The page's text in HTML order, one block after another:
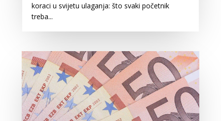
koraci u svijetu ulaganja: što svaki početnik
treba...